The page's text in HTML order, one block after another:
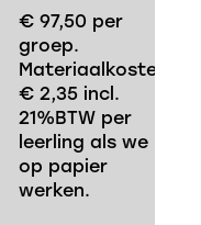
€ 97,50 per
groep.
Materiaalkosten:
€ 2,35 incl.
21%BTW per
leerling als we
op papier
werken.